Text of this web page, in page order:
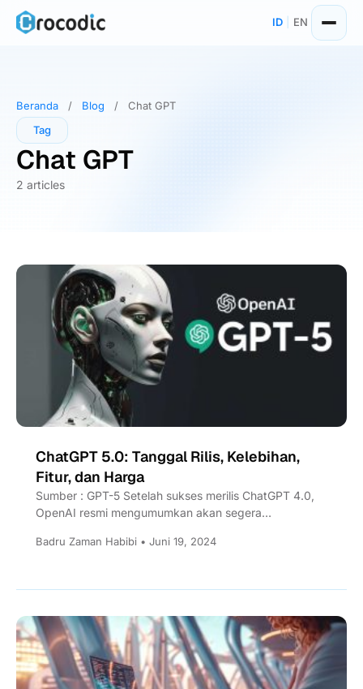
Skip
ID EN
Beranda / Blog /
Chat GPT
Tag
Chat GPT
2 articles
ChatGPT 5.0: Tanggal Rilis, Kelebihan,
Fitur, dan Harga
Sumber : GPT-5 Setelah sukses merilis ChatGPT 4.0,
OpenAI resmi mengumumkan akan segera
Badru Zaman Habibi • Juni 19, 2024